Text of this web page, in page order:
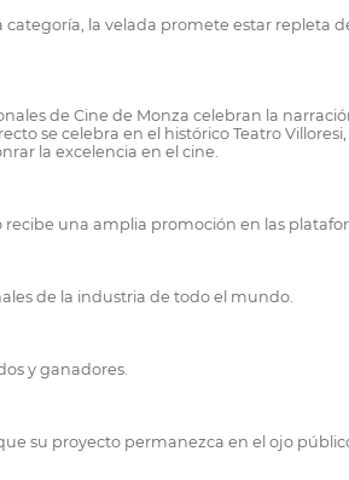
la velada promete estar repleta
de Cine de Monza celebran la
se celebra en el histórico Teatro
la excelencia en el cine.
una amplia promoción en las
de la industria de todo el mundo.
y ganadores.
su proyecto permanezca en el ojo